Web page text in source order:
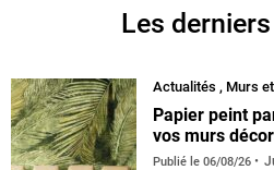
Les
Actualités , Murs
Papier peint
vos murs
Publié le 06/08/26